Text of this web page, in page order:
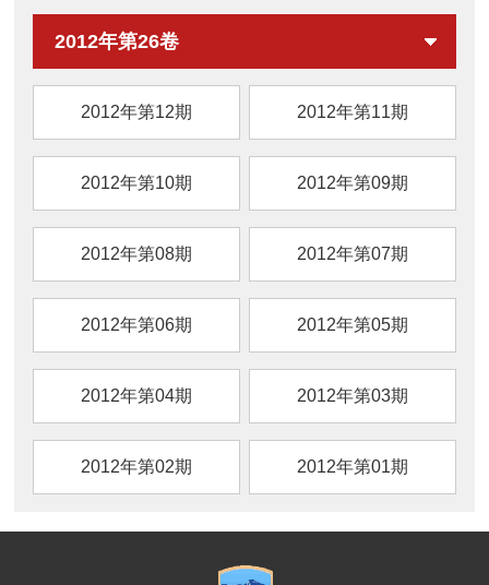
2012年第26卷
2012年第12期 2012年第11期
2012年第10期 2012年第09期
2012年第08期 2012年第07期
2012年第06期 2012年第05期
2012年第04期 2012年第03期
2012年第02期 2012年第01期